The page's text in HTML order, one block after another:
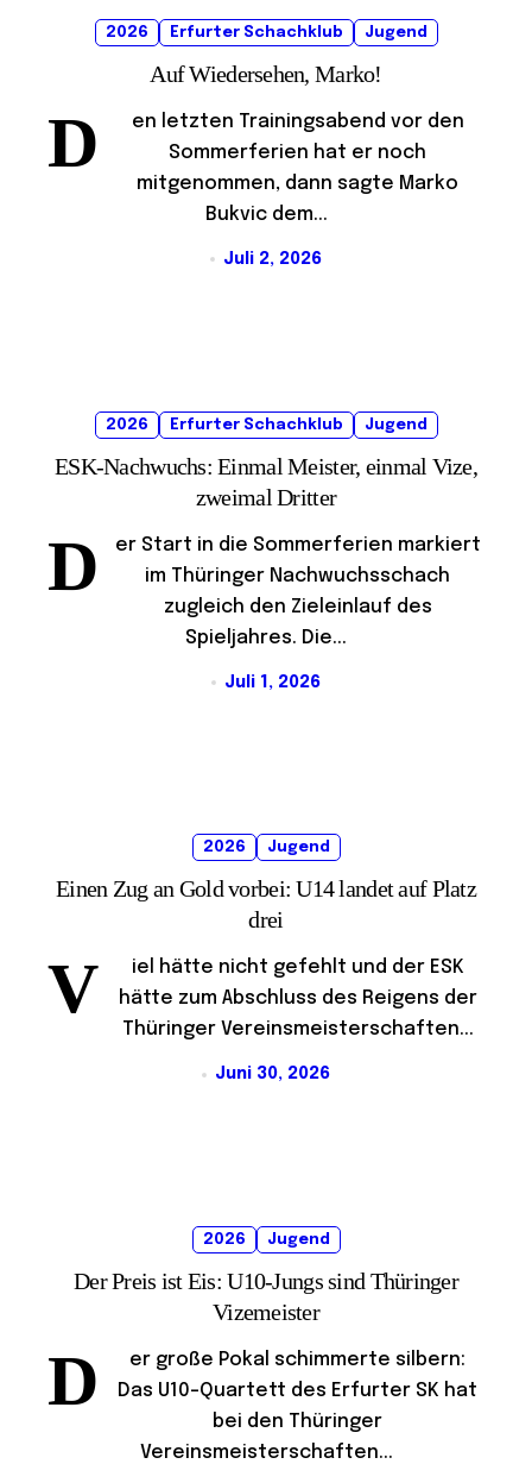
2026 Erfurter Schachklub Jugend
Auf Wiedersehen, Marko!
D
en letzten Trainingsabend vor den
Sommerferien hat er noch
mitgenommen, dann sagte Marko
Bukvic dem...
Juli 2, 2026
2026 Erfurter Schachklub Jugend
ESK-Nachwuchs: Einmal Meister, einmal Vize,
zweimal Dritter
D
er Start in die Sommerferien markiert
im Thüringer Nachwuchsschach
zugleich den Zieleinlauf des
Spieljahres. Die...
Juli 1, 2026
2026 Jugend
Einen Zug an Gold vorbei: U14 landet auf Platz
drei
V
iel hätte nicht gefehlt und der ESK
hätte zum Abschluss des Reigens der
Thüringer Vereinsmeisterschaften...
Juni 30, 2026
2026 Jugend
Der Preis ist Eis: U10-Jungs sind Thüringer
Vizemeister
D
er große Pokal schimmerte silbern:
Das U10-Quartett des Erfurter SK hat
bei den Thüringer
Vereinsmeisterschaften...